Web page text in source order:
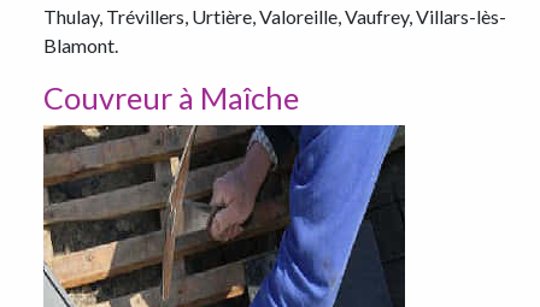
Thulay, Trévillers, Urtière, Valoreille, Vaufrey, Villars-lès-
Blamont.
Couvreur à Maîche